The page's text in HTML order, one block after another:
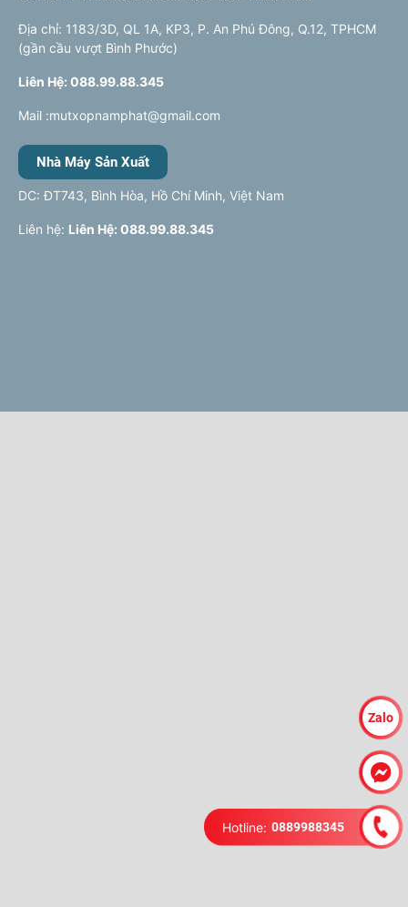
Địa chỉ: 1183/3D, QL 1A, KP3, P. An Phú Đông, Q.12, TPHCM
(gần cầu vượt Bình Phước)
Liên Hệ: 088.99.88.345
Mail :mutxopnamphat@gmail.com
Nhà Máy Sản Xuất
DC: ĐT743, Bình Hòa, Hồ Chí Minh, Việt Nam
Liên hệ: Liên Hệ: 088.99.88.345
Zalo
Hotline: 0889988345